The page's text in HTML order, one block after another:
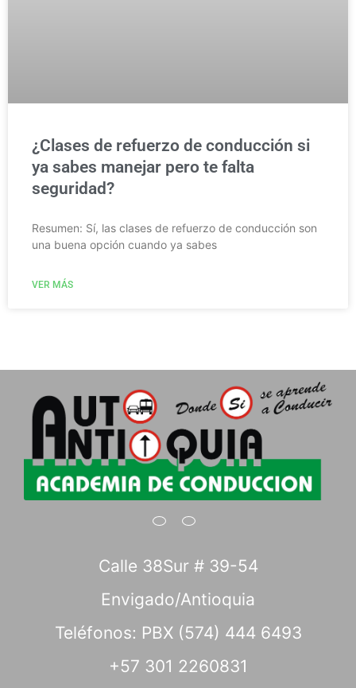
¿Clases de refuerzo de conducción si
ya sabes manejar pero te falta
seguridad?
Resumen: Sí, las clases de refuerzo de conducción son
una buena opción cuando ya sabes
VER MÁS
Calle 38Sur # 39-54
Envigado/Antioquia
Teléfonos: PBX (574) 444 6493
+57 301 2260831